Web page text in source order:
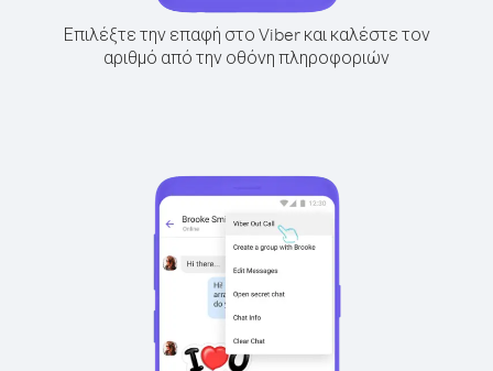
Επιλέξτε την επαφή στο Viber και καλέστε τον
αριθμό από την οθόνη πληροφοριών